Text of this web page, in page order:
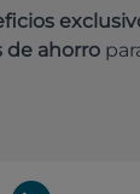
de ahorro